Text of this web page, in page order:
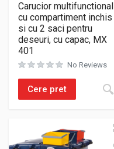
Carucior multifunctional
cu compartiment inchis
si cu 2 saci pentru
deseuri, cu capac, MX
401
No Reviews
Cere pret